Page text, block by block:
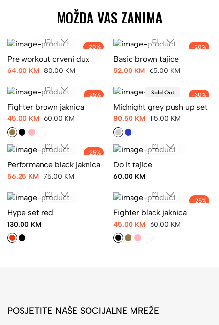
MOŽDA VAS ZANIMA
-20%
Pre workout crveni dux
64.00 KM 80.00 KM
-20%
Basic brown tajice
52.00 KM 65.00 KM
-25%
Fighter brown jaknica
45.00 KM 60.00 KM
-30%
Sold Out
Midnight grey push up set
80.50 KM 115.00 KM
-25%
Performance black jaknica
56.25 KM 75.00 KM
Do It tajice
60.00 KM
Hype set red
130.00 KM
-25%
Fighter black jaknica
45.00 KM 60.00 KM
POSJETITE NAŠE SOCIJALNE MREŽE